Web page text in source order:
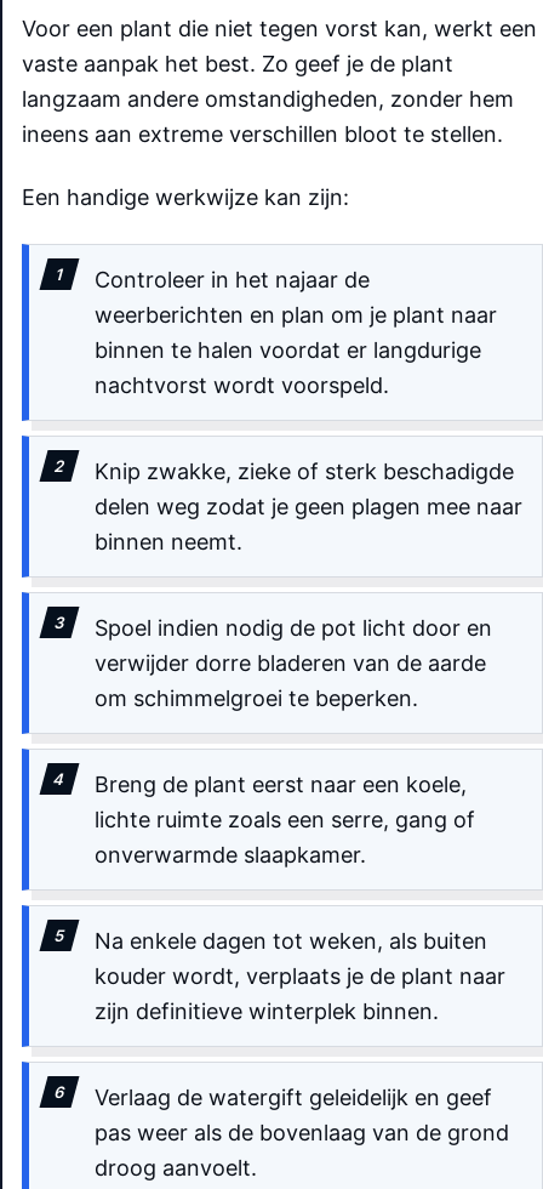
Voor een plant die niet tegen vorst kan, werkt een
vaste aanpak het best. Zo geef je de plant
langzaam andere omstandigheden, zonder hem
ineens aan extreme verschillen bloot te stellen.
Een handige werkwijze kan zijn:
Controleer in het najaar de
weerberichten en plan om je plant naar
binnen te halen voordat er langdurige
nachtvorst wordt voorspeld.
Knip zwakke, zieke of sterk beschadigde
delen weg zodat je geen plagen mee naar
binnen neemt.
Spoel indien nodig de pot licht door en
verwijder dorre bladeren van de aarde
om schimmelgroei te beperken.
Breng de plant eerst naar een koele,
lichte ruimte zoals een serre, gang of
onverwarmde slaapkamer.
Na enkele dagen tot weken, als buiten
kouder wordt, verplaats je de plant naar
zijn definitieve winterplek binnen.
Verlaag de watergift geleidelijk en geef
pas weer als de bovenlaag van de grond
droog aanvoelt.